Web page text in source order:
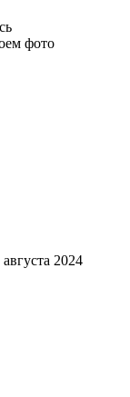
фото
августа 2024